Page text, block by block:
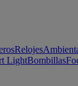
Relojes
LightBombillas